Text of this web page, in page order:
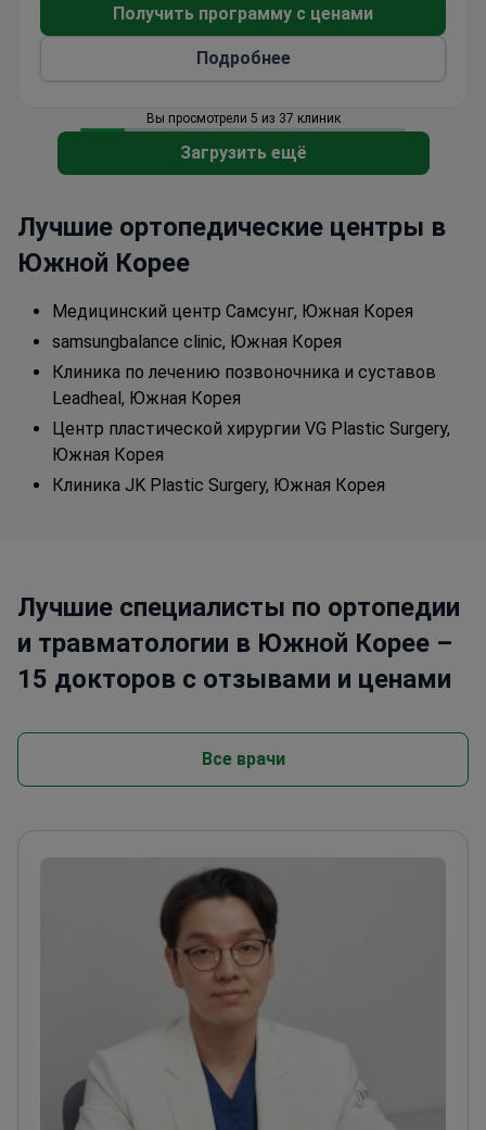
вмешательств.
груди, контурировании тела и антивозрастной
Ежегодно около6 000 иностранных пациентов
совершенствуют свою внешность в JK Plastic
Surgery. За все время работы клиники ее хирурги
Получить программу с ценами
Подробнее
Вы просмотрели 5 из 37 клиник
Загрузить ещё
Лучшие ортопедические центры в
Южной Корее
Медицинский центр Самсунг, Южная Корея
samsungbalance clinic, Южная Корея
Клиника по лечению позвоночника и суставов
Leadheal, Южная Корея
Центр пластической хирургии VG Plastic Surgery,
Южная Корея
Клиника JK Plastic Surgery, Южная Корея
Лучшие специалисты по ортопедии
и травматологии в Южной Корее –
15 докторов с отзывами и ценами
Все врачи